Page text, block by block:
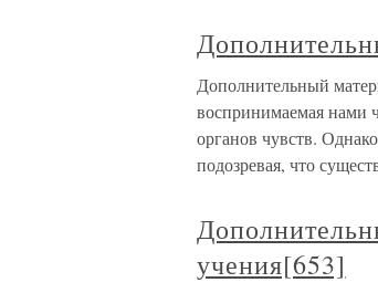
Дополнительный
воспринимаемая нами
органов чувств.
подозревая, что
учения[653]